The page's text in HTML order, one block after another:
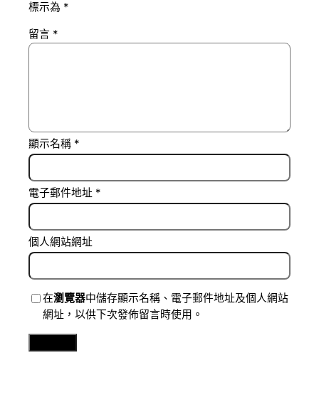
標示為 *
留言 *
顯示名稱 *
電子郵件地址 *
個人網站網址
在瀏覽器中儲存顯示名稱、電子郵件地址及個人網站
網址，以供下次發佈留言時使用。